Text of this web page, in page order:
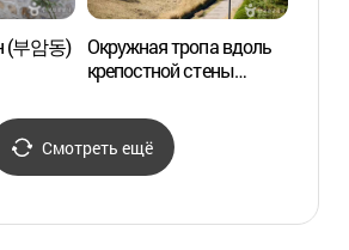
(부암동)
Окружная тропа вдоль
крепостной стены
(서울 한양도성 순성길)
Смотреть ещё